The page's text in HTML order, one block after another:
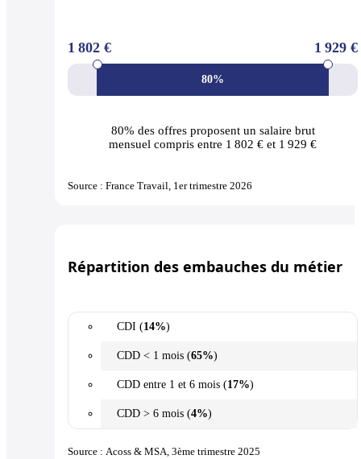
80%
1 802 € 1 929 €
80% des offresproposent un salaire brut
mensuel compris entre 1 802 € et 1 929 €
Source : France Travail, 1er trimestre 2026
Répartition des embauches du métier
CDI (14%)
CDD < 1 mois (65%)
CDD entre 1 et 6 mois (17%)
CDD > 6 mois (4%)
Source : Acoss & MSA, 3ème trimestre 2025